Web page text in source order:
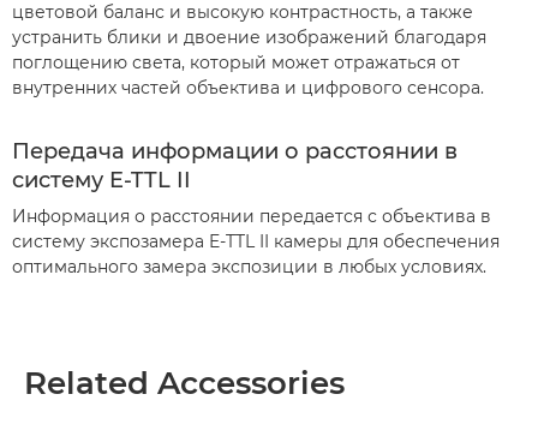
цветовой баланс и высокую контрастность, а также
устранить блики и двоение изображений благодаря
поглощению света, который может отражаться от
внутренних частей объектива и цифрового сенсора.
Передача информации о расстоянии в
систему E-TTL II
Информация о расстоянии передается с объектива в
систему экспозамера E-TTL II камеры для обеспечения
оптимального замера экспозиции в любых условиях.
Related Accessories